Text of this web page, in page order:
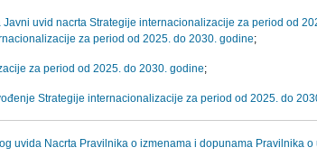
uvid nacrta Strategije internacionalizacije za period od
za period od 2025. do 2030. godine;
za period od 2025. do 2030. godine;
Strategije internacionalizacije za period od 2025. do
uvida Nacrta Pravilnika o izmenama i dopunama Pravilnika